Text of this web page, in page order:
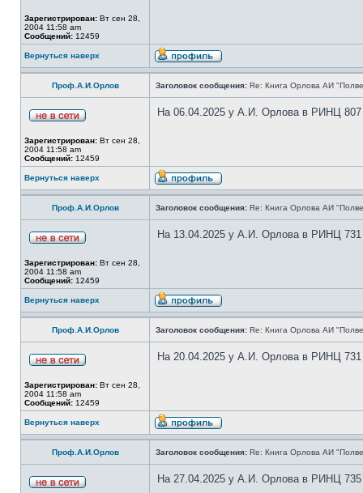
Зарегистрирован: Вт сен 28,
2004 11:58 am
Сообщений: 12459
Вернуться наверх
Проф.А.И.Орлов Заголовок сообщения: Re: Книга Орлова АИ
Зарегистрирован: Вт сен 28,
2004 11:58 am
Сообщений: 12459
На 06.04.2025 у А.И. Орлова в РИНЦ 807
Вернуться наверх
Проф.А.И.Орлов Заголовок сообщения: Re: Книга Орлова АИ
Зарегистрирован: Вт сен 28,
2004 11:58 am
Сообщений: 12459
На 13.04.2025 у А.И. Орлова в РИНЦ 731
Вернуться наверх
Проф.А.И.Орлов Заголовок сообщения: Re: Книга Орлова АИ
Зарегистрирован: Вт сен 28,
2004 11:58 am
Сообщений: 12459
На 20.04.2025 у А.И. Орлова в РИНЦ 731
Вернуться наверх
Проф.А.И.Орлов Заголовок сообщения: Re: Книга Орлова АИ
На 27.04.2025 у А.И. Орлова в РИНЦ 735